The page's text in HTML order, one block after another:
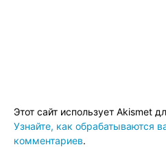
Этот сайт использует Akismet
Узнайте, как обрабатываются
комментариев.